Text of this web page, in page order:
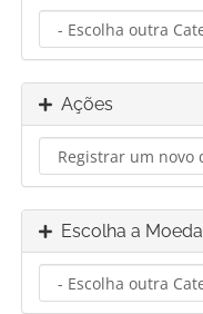
Ações
Escolha a Moeda